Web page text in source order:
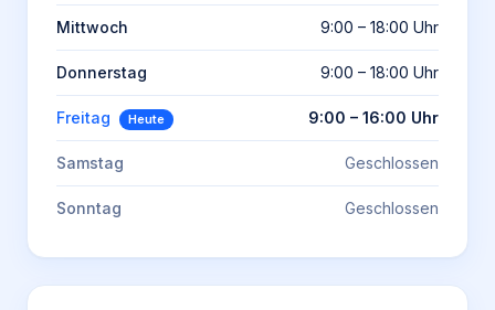
Mittwoch 9:00 – 18:00 Uhr
Donnerstag 9:00 – 18:00 Uhr
Freitag Heute 9:00 – 16:00 Uhr
Samstag Geschlossen
Sonntag Geschlossen